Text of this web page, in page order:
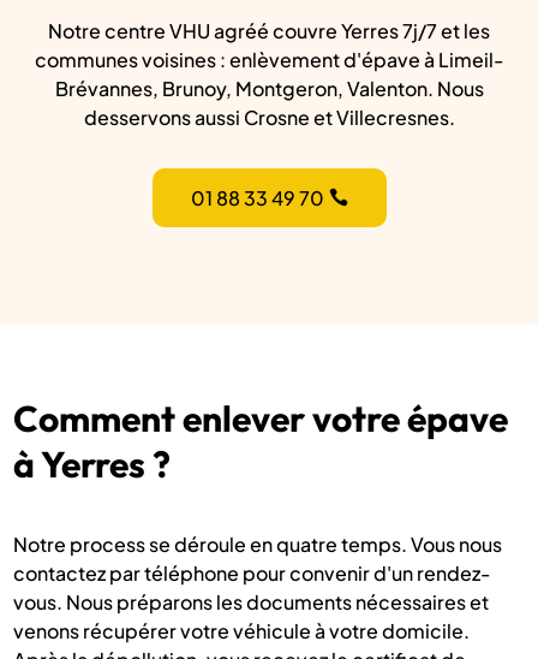
Notre centre VHU agréé couvre Yerres 7j/7 et les
communes voisines : enlèvement d'épave à Limeil-
Brévannes, Brunoy, Montgeron, Valenton. Nous
desservons aussi Crosne et Villecresnes.
01 88 33 49 70
Comment enlever votre épave
à Yerres ?
Notre process se déroule en quatre temps. Vous nous
contactez par téléphone pour convenir d'un rendez-
vous. Nous préparons les documents nécessaires et
venons récupérer votre véhicule à votre domicile.